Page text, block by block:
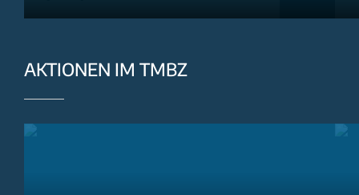
AKTIONEN IM TMBZ